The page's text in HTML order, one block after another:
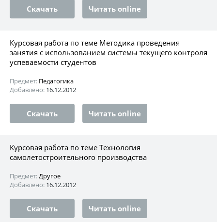
Скачать Читать online
Курсовая работа по теме Методика проведения
занятия с использованием системы текущего контроля
успеваемости студентов
Предмет: Педагогика
Добавлено: 16.12.2012
Скачать Читать online
Курсовая работа по теме Технология
самолетостроительного производства
Предмет:Другое
Добавлено: 16.12.2012
Скачать Читать online